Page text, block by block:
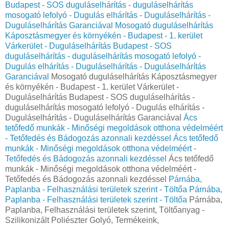
Budapest - SOS duguláselhárítás - duguláselhárítás
mosogató lefolyó - Dugulás elhárítás - Duguláselhárítás -
Duguláselhárítás Garanciával
Mosogató duguláselhárítás
Káposztásmegyer és környékén - Budapest - 1. kerület
Várkerület - Duguláselhárítás Budapest - SOS
duguláselhárítás - duguláselhárítás mosogató lefolyó -
Dugulás elhárítás - Duguláselhárítás - Duguláselhárítás
Garanciával
Mosogató duguláselhárítás Káposztásmegyer
és környékén - Budapest - 1. kerület Várkerület -
Duguláselhárítás Budapest - SOS duguláselhárítás -
duguláselhárítás mosogató lefolyó - Dugulás elhárítás -
Duguláselhárítás - Duguláselhárítás Garanciával Ács
tetőfedő munkák - Minőségi megoldások otthona védelméért
- Tetőfedés és Bádogozás azonnali kezdéssel Ács tetőfedő
munkák - Minőségi megoldások otthona védelméért -
Tetőfedés és Bádogozás azonnali kezdéssel Ács tetőfedő
munkák - Minőségi megoldások otthona védelméért -
Tetőfedés és Bádogozás azonnali kezdéssel Párnába,
Paplanba - Felhasználási területek szerint - Töltőa Párnába,
Paplanba - Felhasználási területek szerint - Töltőa Párnába,
Paplanba, Felhasználási területek szerint, Töltőanyag -
Szilikonizált Poliészter Golyó, Termékeink,